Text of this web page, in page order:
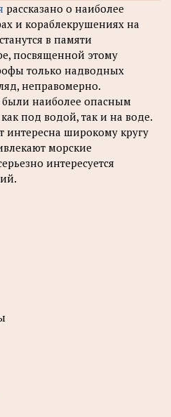
рассказано о наиболее
и кораблекрушениях на
в памяти
посвященной этому
только надводных
неправомерно.
наиболее опасным
под водой, так и на воде.
интересна широкому кругу
морские
интересуется